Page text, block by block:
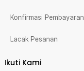
Konfirmasi Pembayaran
Lacak Pesanan
Ikuti Kami